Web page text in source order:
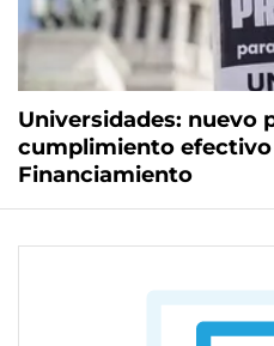
Universidades: nuevo
cumplimiento efectivo
Financiamiento